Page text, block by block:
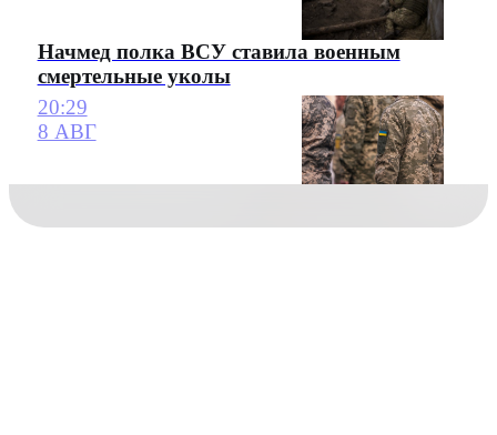
Начмед полка ВСУ ставила военным
смертельные уколы
20:29
8 АВГ